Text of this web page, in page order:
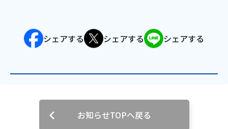
ご利用約款・重要事項説明書
シェアする シェアする シェアする
お知らせTOPへ戻る